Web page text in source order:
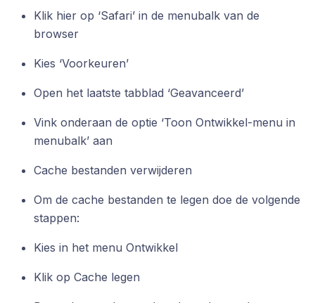
Klik hier op ‘Safari’ in de menubalk van de
browser
Kies ‘Voorkeuren’
Open het laatste tabblad ‘Geavanceerd’
Vink onderaan de optie ‘Toon Ontwikkel-menu in
menubalk’ aan
Cache bestanden verwijderen
Om de cache bestanden te legen doe de volgende
stappen:
Kies in het menu Ontwikkel
Klik op Cache legen